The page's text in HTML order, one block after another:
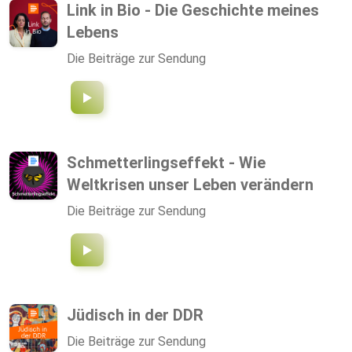
Link in Bio - Die Geschichte meines
Lebens
Die Beiträge zur Sendung
Schmetterlingseffekt - Wie
Weltkrisen unser Leben verändern
Die Beiträge zur Sendung
Jüdisch in der DDR
Die Beiträge zur Sendung